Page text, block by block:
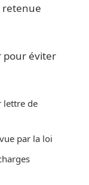
retenue
pour éviter
lettre de
par la loi